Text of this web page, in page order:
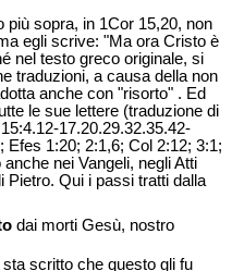
più sopra, in 1Cor 15,20, non
egli scrive: "Ma ora Cristo è
nel testo greco originale, si
traduzioni, a causa della non
anche con "risorto" . Ed
le sue lettere (traduzione di
17.20.29.32.35.42-
Efes 1:20; 2:1,6; Col 2:12; 3:1;
nei Vangeli, negli Atti
Pietro. Qui i passi tratti dalla
dai morti Gesù, nostro
scritto che questo gli fu